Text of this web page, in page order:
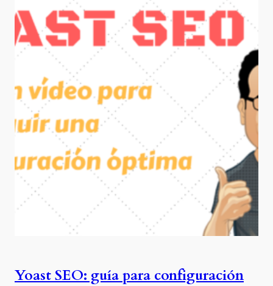
Yoast SEO: guía para configuración